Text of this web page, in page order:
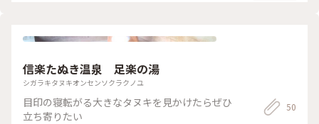
信楽たぬき温泉 足楽の湯
シガラキタヌキオンセンソクラクノユ
目印の寝転がる大きなタヌキを見かけたらぜひ
立ち寄りたい
50